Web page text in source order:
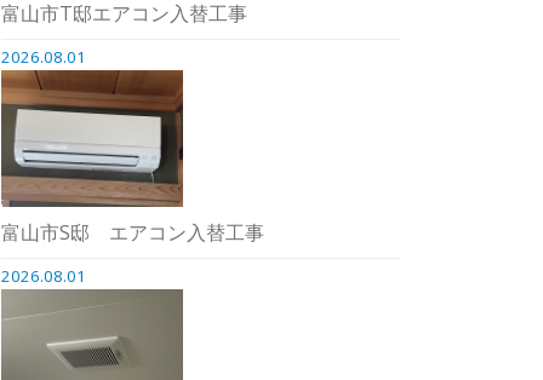
富山市T邸エアコン入替工事
2026.08.01
富山市S邸 エアコン入替工事
2026.08.01